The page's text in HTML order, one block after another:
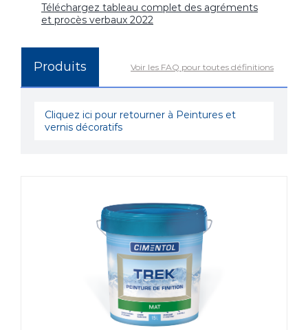
Téléchargez tableau complet des agréments
et procès verbaux 2022
Produits Voir les FAQ pour toutes définitions
Cliquez ici pour retourner à Peintures et
vernis décoratifs